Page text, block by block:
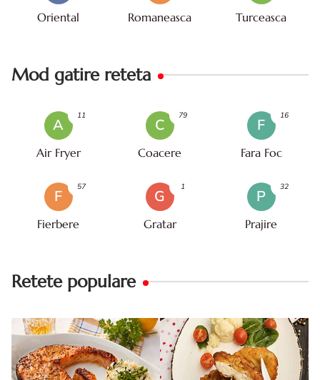
Oriental Romaneasca Turceasca
Mod gatire reteta
A
Air Fryer
11
C
Coacere
79
F
Fara Foc
16
F
Fierbere
57
G
Gratar
1
P
Prajire
32
Retete populare